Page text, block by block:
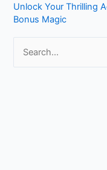
Unlock Your Thrilling
Bonus Magic